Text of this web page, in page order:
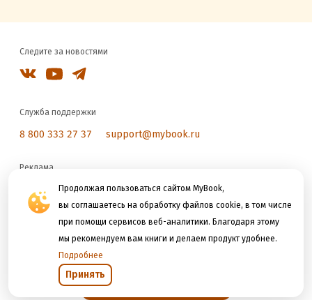
Продолжая пользоваться сайтом MyBook,
вы соглашаетесь на обработку файлов cookie, в том числе
при помощи сервисов веб-аналитики. Благодаря этому
мы рекомендуем вам книги и делаем продукт удобнее.
Подробнее
Принять
Следите за новостями
Служба поддержки
8 800 333 27 37 support@mybook.ru
Реклама
reklama@litres.ru
Мы принимаем к оплате
Открыть в приложении